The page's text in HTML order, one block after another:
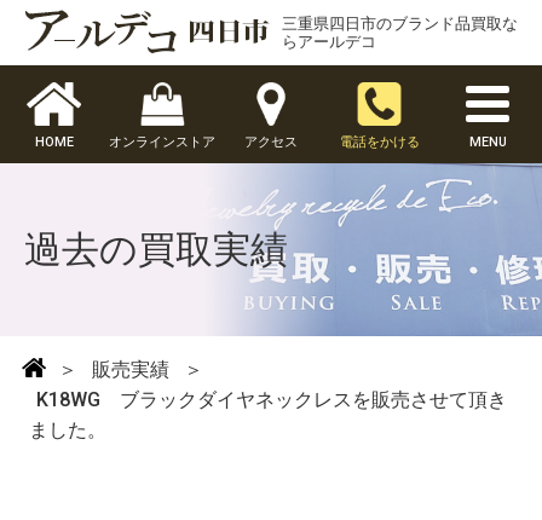
三重県四日市のブランド品買取な
らアールデコ
HOME オンラインストア アクセス 電話をかける MENU
過去の買取実績
＞ 販売実績
＞
K18WG ブラックダイヤネックレスを販売させて頂き
ました。